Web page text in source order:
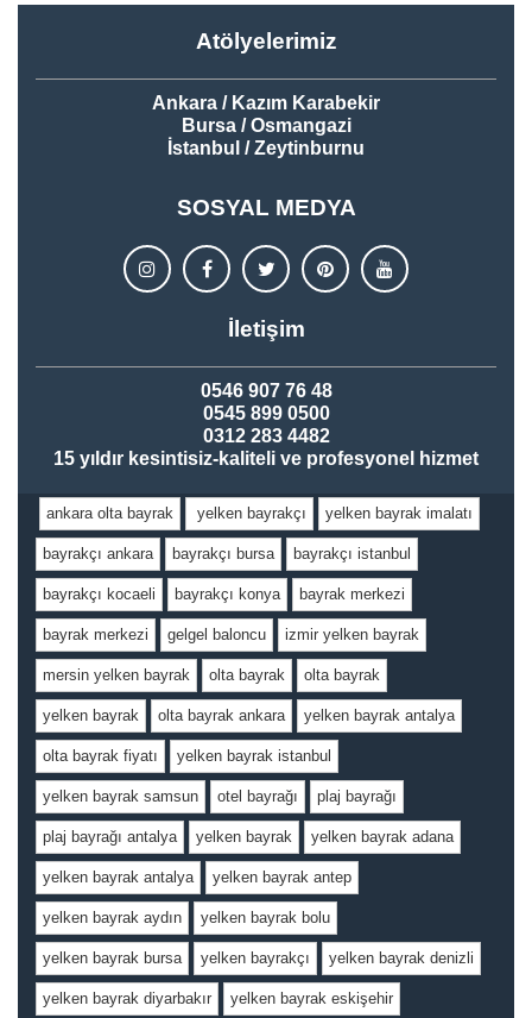
Atölyelerimiz
Ankara / Kazım Karabekir
Bursa / Osmangazi
İstanbul / Zeytinburnu
SOSYAL MEDYA
İletişim
0546 907 76 48
0545 899 0500
0312 283 4482
15 yıldır kesintisiz-kaliteli ve profesyonel hizmet
ankara olta bayrak yelken bayrakçı yelken bayrak imalatı
bayrakçı ankara bayrakçı bursa bayrakçı istanbul
bayrakçı kocaeli bayrakçı konya bayrak merkezi
bayrak merkezi gelgel baloncu izmir yelken bayrak
mersin yelken bayrak olta bayrak olta bayrak
yelken bayrak olta bayrak ankara yelken bayrak antalya
olta bayrak fiyatı yelken bayrak istanbul
yelken bayrak samsun otel bayrağı plaj bayrağı
plaj bayrağı antalya yelken bayrak yelken bayrak adana
yelken bayrak antalya yelken bayrak antep
yelken bayrak aydın yelken bayrak bolu
yelken bayrak bursa yelken bayrakçı yelken bayrak denizli
yelken bayrak diyarbakır yelken bayrak eskişehir